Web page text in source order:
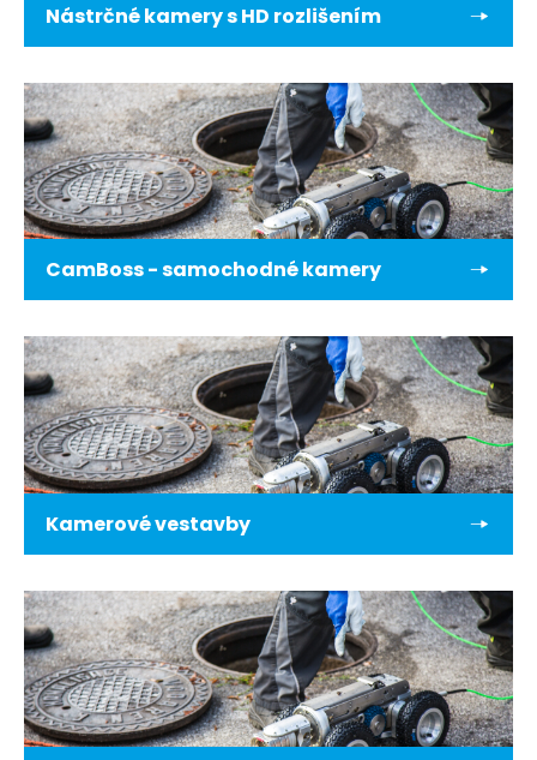
Nástrčné kamery s HD rozlišením
CamBoss - samochodné kamery
Kamerové vestavby